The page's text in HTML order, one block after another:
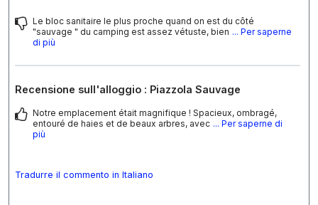
Le bloc sanitaire le plus proche quand on est du côté
"sauvage " du camping est assez vétuste, bien ... Per saperne
di più
Recensione sull'alloggio : Piazzola Sauvage
Notre emplacement était magnifique ! Spacieux, ombragé,
entouré de haies et de beaux arbres, avec ... Per saperne di
più
Tradurre il commento in Italiano